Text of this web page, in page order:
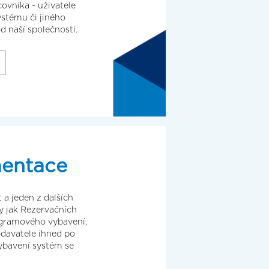
- uživatele
či jiného
naší společnosti.
jeden z dalších
jak Rezervačních
vybavení,
ihned po
systém se